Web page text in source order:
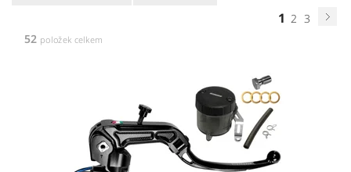
1 2 3
52 položek celkem